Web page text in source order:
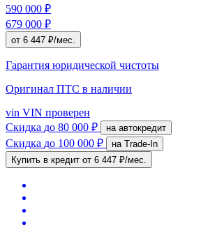
590 000 ₽
679 000 ₽
от 6 447 ₽/мес.
Гарантия юридической чистоты
Оригинал ПТС в наличии
vin VIN проверен
Скидка до 80 000 ₽ на автокредит
Скидка до 100 000 ₽
на Trade-In
Купить в кредит от 6 447 ₽/мес.